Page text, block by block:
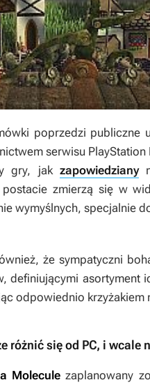
poprzedzi publiczne
serwisu
gry, jak zapowiedziany
zmierzą się w
wymyślnych, specjalnie
że sympatyczni
definiującymi asortyment
odpowiednio krzyżakiem
różnić się od PC, i wcale
Molecule zaplanowany